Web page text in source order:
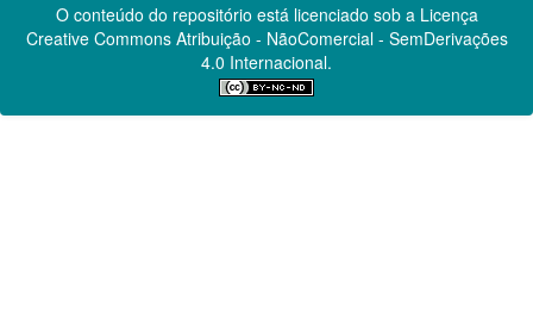
O conteúdo do repositório está licenciado sob a Licença
Creative CommonsAtribuição - NãoComercial - SemDerivações
4.0 Internacional.